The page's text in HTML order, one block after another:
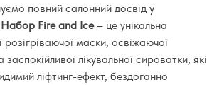
повний салонний досвід у
Набор Fire and Ice– це унікальна
розігріваючої маски, освіжаючої
лікувальної сироватки, які
ліфтинг-ефект, бездоганно